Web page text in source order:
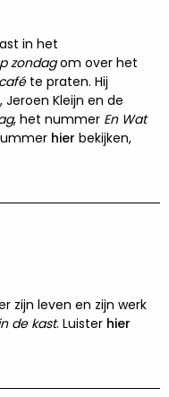
in het
zondagom over het
te praten. Hij
Kleijn en de
, het nummer En Wat
hier bekijken,
zijn leven en zijn werk
de kast. Luister hier